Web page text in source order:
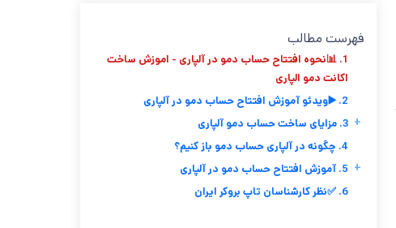
فهرست مطالب
1. 📊نحوه افتتاح حساب دمو در آلپاری - اموزش ساخت
اکانت دمو الپاری
2. ▶️ویدئو آموزش افتتاح حساب دمو در آلپاری
3. مزایای ساخت حساب دمو آلپاری +
4. چگونه در آلپاری حساب دمو باز کنیم؟
5. آموزش افتتاح حساب دمو در آلپاری +
6. ✅نظر کارشناسان تاپ بروکر ایران